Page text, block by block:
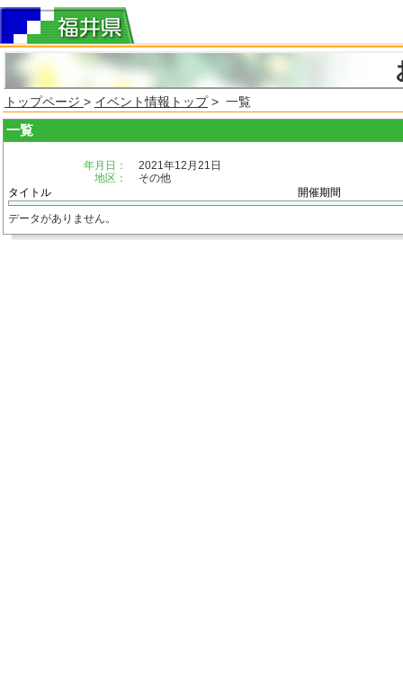
トップページ > イベント情報トップ> 一覧
一覧
年月日：
2021年12月21日
地区：
その他
タイトル
開催期間
データがありません。